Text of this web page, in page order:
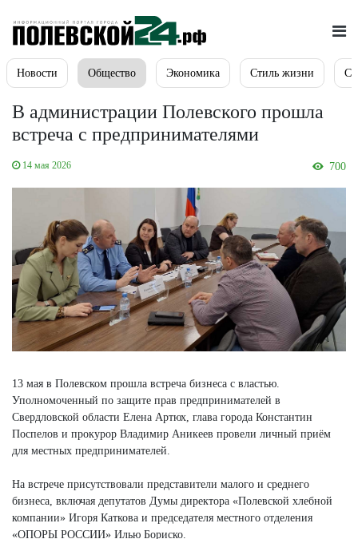
Новости Общество Экономика Стиль жизни
В администрации Полевского прошла
встреча с предпринимателями
14 мая 2026 700
13 мая в Полевском прошла встреча бизнеса с властью.
Уполномоченный по защите прав предпринимателей в
Свердловской области Елена Артюх, глава города Константин
Поспелов и прокурор Владимир Аникеев провели личный приём
для местных предпринимателей.
На встрече присутствовали представители малого и среднего
бизнеса, включая депутатов Думы директора «Полевской хлебной
компании» Игоря Каткова и председателя местного отделения
«ОПОРЫ РОССИИ» Илью Бориско.